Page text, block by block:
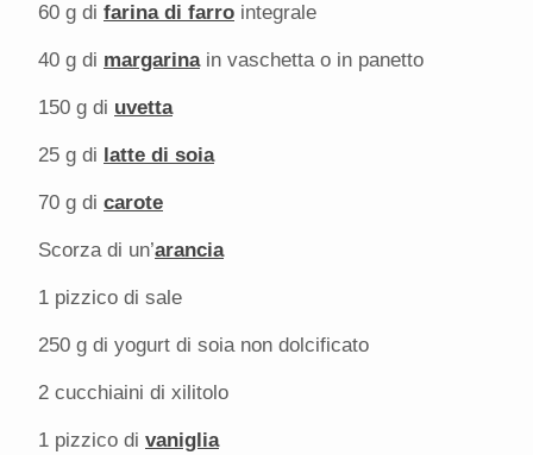
60 g di farina di farro integrale
40 g di margarinain vaschetta o in panetto
150 g di uvetta
25 g di latte di soia
70 g di carote
Scorza di un’arancia
1 pizzico di sale
250 g di yogurt di soia non dolcificato
2 cucchiaini di xilitolo
1 pizzico di vaniglia